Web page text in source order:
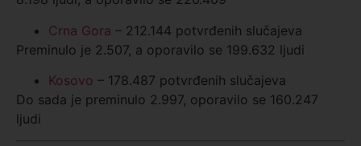
Crna Gora – 212.144 potvrđenih slučajeva
Preminulo je 2.507, a oporavilo se 199.632 ljudi
Kosovo – 178.487 potvrđenih slučajeva
Do sada je preminulo 2.997, oporavilo se 160.247
ljudi